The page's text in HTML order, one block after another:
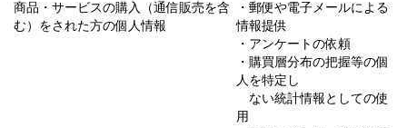
商品・サービスの購入（通信販売を含
む）をされた方の個人情報
・郵便や電子メールによる
情報提供
・アンケートの依頼
・購買層分布の把握等の個
人を特定し
ない統計情報としての使
用